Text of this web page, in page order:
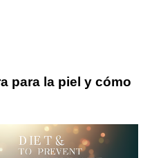
para la piel y cómo